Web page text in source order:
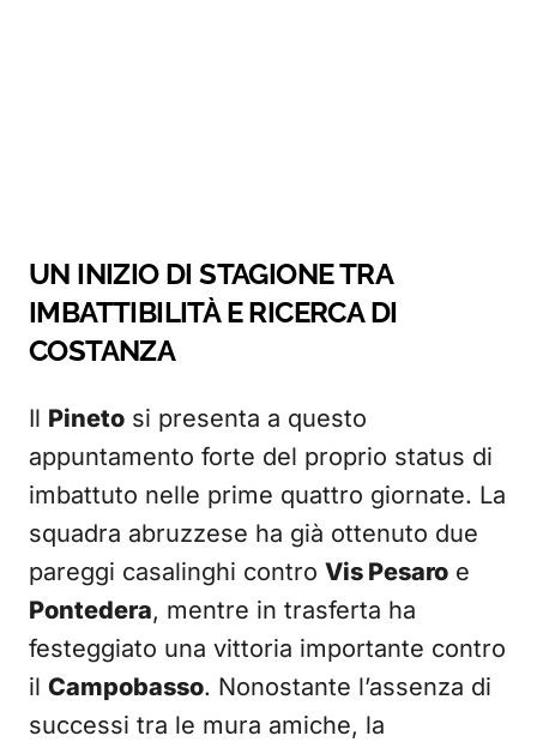
UN INIZIO DI STAGIONE TRA
IMBATTIBILITÀ E RICERCA DI
COSTANZA
Il Pineto si presenta a questo
appuntamento forte del proprio status di
imbattuto nelle prime quattro giornate. La
squadra abruzzese ha già ottenuto due
pareggi casalinghi contro Vis Pesaro e
Pontedera, mentre in trasferta ha
festeggiato una vittoria importante contro
il Campobasso. Nonostante l’assenza di
successi tra le mura amiche, la